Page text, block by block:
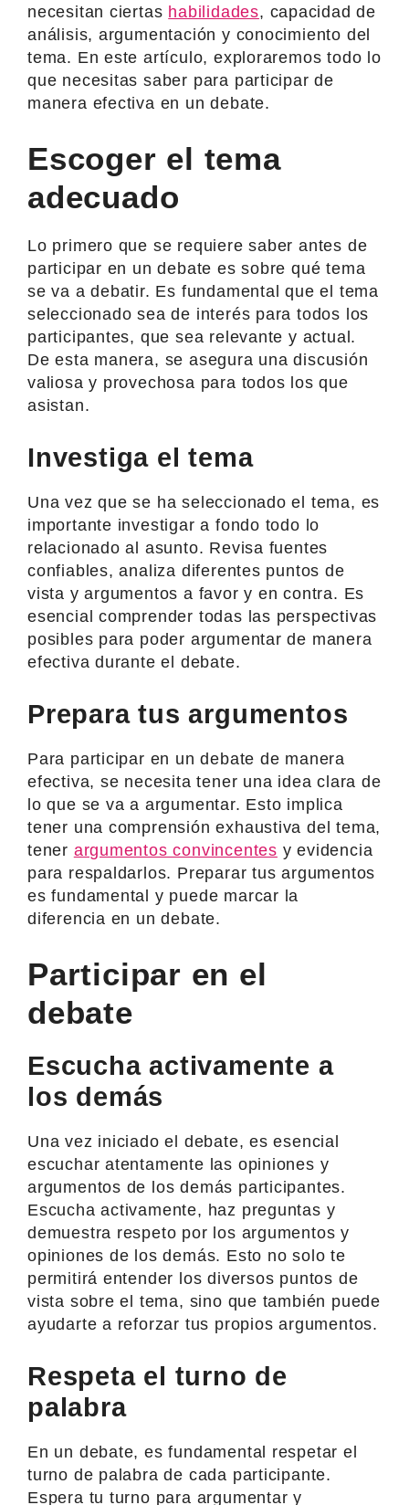
necesitan ciertas habilidades, capacidad de
análisis, argumentación y conocimiento del
tema. En este artículo, exploraremos todo lo
que necesitas saber para participar de
manera efectiva en un debate.
Escoger el tema
adecuado
Lo primero que se requiere saber antes de
participar en un debate es sobre qué tema
se va a debatir. Es fundamental que el tema
seleccionado sea de interés para todos los
participantes, que sea relevante y actual.
De esta manera, se asegura una discusión
valiosa y provechosa para todos los que
asistan.
Investiga el tema
Una vez que se ha seleccionado el tema, es
importante investigar a fondo todo lo
relacionado al asunto. Revisa fuentes
confiables, analiza diferentes puntos de
vista y argumentos a favor y en contra. Es
esencial comprender todas las perspectivas
posibles para poder argumentar de manera
efectiva durante el debate.
Prepara tus argumentos
Para participar en un debate de manera
efectiva, se necesita tener una idea clara de
lo que se va a argumentar. Esto implica
tener una comprensión exhaustiva del tema,
tener argumentos convincentes y evidencia
para respaldarlos. Preparar tus argumentos
es fundamental y puede marcar la
diferencia en un debate.
Participar en el
debate
Escucha activamente a
los demás
Una vez iniciado el debate, es esencial
escuchar atentamente las opiniones y
argumentos de los demás participantes.
Escucha activamente, haz preguntas y
demuestra respeto por los argumentos y
opiniones de los demás. Esto no solo te
permitirá entender los diversos puntos de
vista sobre el tema, sino que también puede
ayudarte a reforzar tus propios argumentos.
Respeta el turno de
palabra
En un debate, es fundamental respetar el
turno de palabra de cada participante.
Espera tu turno para argumentar y